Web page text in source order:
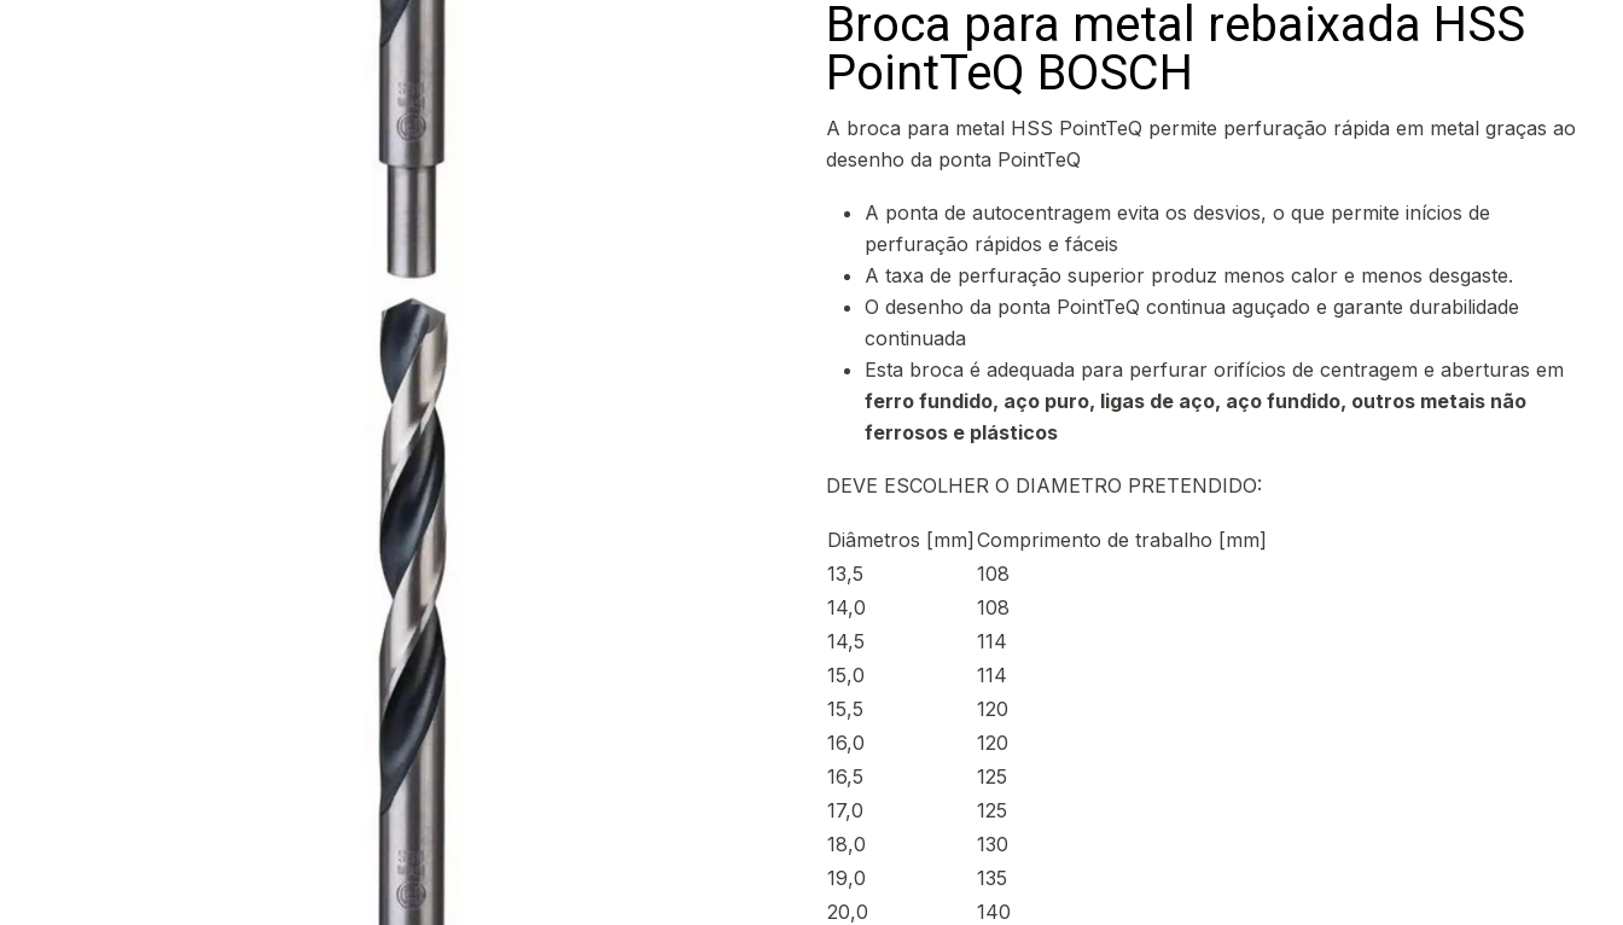
Broca para metal rebaixada HSS
PointTeQ BOSCH
A broca para metal HSS PointTeQ permite perfuração rápida em metal graças ao
desenho da ponta PointTeQ
A ponta de autocentragem evita os desvios, o que permite inícios de
perfuração rápidos e fáceis
A taxa de perfuração superior produz menos calor e menos desgaste.
O desenho da ponta PointTeQ continua aguçado e garante durabilidade
continuada
Esta broca é adequada para perfurar orifícios de centragem e aberturas em
ferro fundido, aço puro, ligas de aço, aço fundido, outros metais não
ferrosos e plásticos
DEVE ESCOLHER O DIAMETRO PRETENDIDO:
Diâmetros [mm]Comprimento de trabalho [mm]
13,5
108
14,0
108
14,5
114
15,0
114
15,5
120
16,0
120
16,5
125
17,0
125
18,0
130
19,0
135
20,0
140